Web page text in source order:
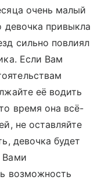
очень малый
девочка привыкла
сильно повлиял
Если Вам
её водить
время она всё-
не оставляйте
девочка будет
Вами
возможность